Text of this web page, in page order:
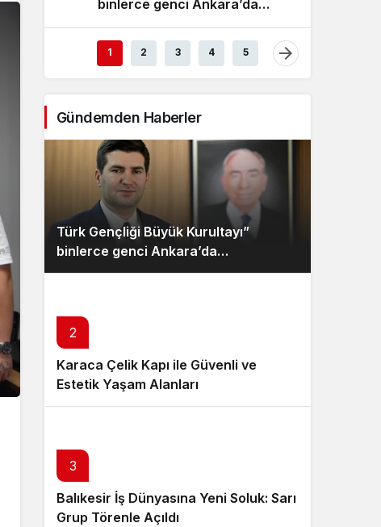
Sistem modunu seçin.
binlerce genci Ankara’da
1 2 3 4 5
Gündemden Haberler
Türk Gençliği Büyük Kurultayı”
binlerce genci Ankara’da
buluşturacak
2
Karaca Çelik Kapı ile Güvenli ve
Estetik Yaşam Alanları
3
Balıkesir İş Dünyasına Yeni Soluk: Sarı
Grup Törenle Açıldı